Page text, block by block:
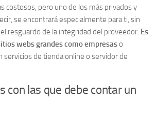
costosos, pero uno de los más privados y
se encontrará especialmente para ti, sin
resguardo de la integridad del proveedor. Es
webs grandes como empresaso
servicios de tienda online o servidor de
con las que debe contar un